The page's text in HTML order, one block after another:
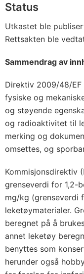
Status
Utkastet ble
Rettsakten ble
Sammendrag av
Direktiv 2009/48/
fysiske og
og støyende
og radioaktivitet til
merking og
omsettes, og
Kommisjonsdirektiv
grenseverdi for 1,2-
mg/kg (grenseverdi
leketøymaterialer.
beregnet på å
annet leketøy
benyttes som
herunder også